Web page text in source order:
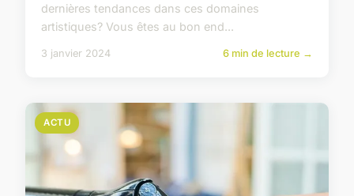
dernières tendances dans ces domaines
artistiques? Vous êtes au bon end...
3 janvier 2024 6 min de lecture →
ACTU